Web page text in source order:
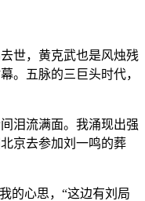
世，黄克武也是风烛残
。五脉的三巨头时代，
泪流满面。我涌现出强
京去参加刘一鸣的葬
的心思，“这边有刘局